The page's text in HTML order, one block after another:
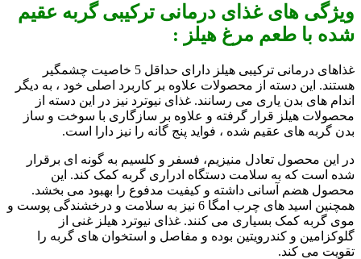
ویژگی های غذای درمانی ترکیبی گربه عقیم
شده با طعم مرغ هیلز :
غذاهای درمانی ترکیبی هیلز دارای حداقل 5 خاصیت چشمگیر
هستند. این دسته از محصولات علاوه بر کاربرد اصلی خود ، به دیگر
اندام های بدن یاری می رسانند. غذای نیوترد نیز در این دسته از
محصولات هیلز قرار گرفته و علاوه بر سازگاری با سوخت و ساز
بدن گربه های عقیم شده ، فواید پنج گانه را نیز دارا است.
در این محصول تعادل منیزیم، فسفر و کلسیم به گونه ای برقرار
شده است که به سلامت دستگاه ادراری گربه کمک کند. این
محصول هضم آسانی داشته و کیفیت مدفوع را بهبود می بخشد.
همچنین اسید های چرب امگا 6 نیز به سلامت و درخشندگی پوست و
موی گربه کمک بسیاری می کنند. غذای نیوترد هیلز غنی از
گلوکزامین و کندرویتین بوده و مفاصل و استخوان های گربه را
تقویت می کند.